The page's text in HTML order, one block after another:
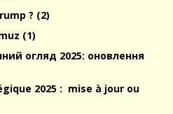
? (2)
(1)
огляд 2025: оновлення
2025 : mise à jour ou